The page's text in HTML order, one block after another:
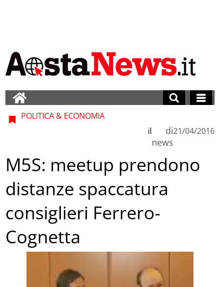
POLITICA & ECONOMIA
di
news
il 21/04/2016
M5S: meetup prendono
distanze spaccatura
consiglieri Ferrero-
Cognetta